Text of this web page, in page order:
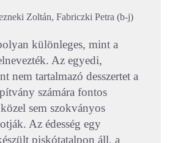
Zoltán, Fabriczki Petra (b-j)
különleges, mint a
Az egyedi,
nem tartalmazó desszertet a
számára fontos
sem szokványos
Az édesség egy
piskótatalpon áll, a